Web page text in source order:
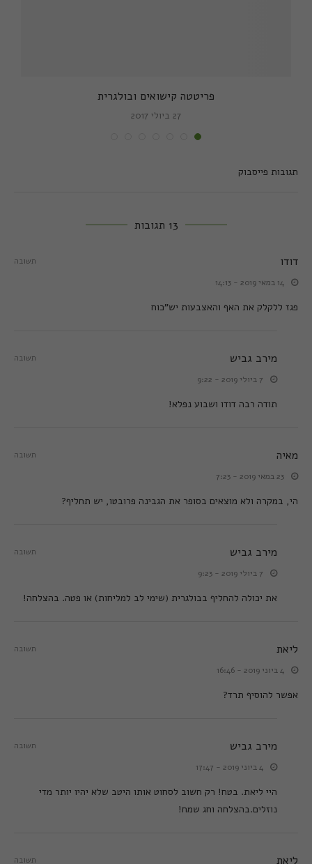
פריטטה קישואים ובולגרית
27 ביולי 2017
תגובות פייסבוק
13 תגובות
דודו
14 במאי 2019 - 14:13
פגז ללקלק את האף והאצבעות יש"כוח
תשובה
מירב גביש
7 ביולי 2019 - 9:22
תודה רבה דודו ושבוע נפלא!
תשובה
מאיה
23 במאי 2019 - 7:23
הי, במקרה ולא מוצאים בסופר את הגבינה פרובטו, יש תחליף?
תשובה
מירב גביש
7 ביולי 2019 - 9:23
את יכולה להחליף בבולגרית (שימי לב למליחות) או פטה. בהצלחה!
תשובה
ליאת
4 ביוני 2019 - 16:46
אפשר להוסיף תרד?
תשובה
מירב גביש
4 ביוני 2019 - 17:47
היי ליאת. בטח! רק חשוב לסחוט אותו היטב שלא יהיו יותר מדי
נוזלים.בהצלחה וחג שמח!
תשובה
ליאת תשובה